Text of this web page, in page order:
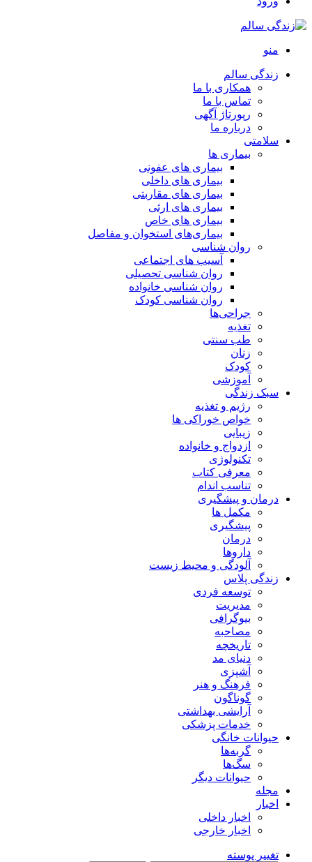
منو
زندگی سالم
همکاری با ما
تماس با ما
رپورتاژ آگهی
درباره ما
سلامتی
بیماری ها
بیماری های عفونی
بیماری های داخلی
بیماری های مقاربتی
بیماری های ارثی
بیماری های خاص
بیماری‌های استخوان و مفاصل
روان شناسی
آسیب های اجتماعی
روان شناسی تحصیلی
روان شناسی خانواده
روان شناسی کودک
جراحی‌ها
تغذیه
طب سنتی
زنان
کودک
آموزشی
سبک زندگی
رژیم و تغذیه
خواص خوراکی ها
زیبایی
ازدواج و خانواده
تکنولوژی
معرفی کتاب
تناسب اندام
درمان و پیشگیری
مکمل ها
پیشگیری
درمان
داروها
آلودگی و محیط زیست
زندگی پلاس
توسعه فردی
مدیریت
بیوگرافی
مصاحبه
تاریخچه
دنیای مد
آشپزی
فرهنگ و هنر
گوناگون
آرایشی بهداشتی
خدمات پزشکی
حیوانات خانگی
گربه‌ها
سگ‌ها
حیوانات دیگر
مجله
اخبار
اخبار داخلی
اخبار خارجی
تغییر پوسته